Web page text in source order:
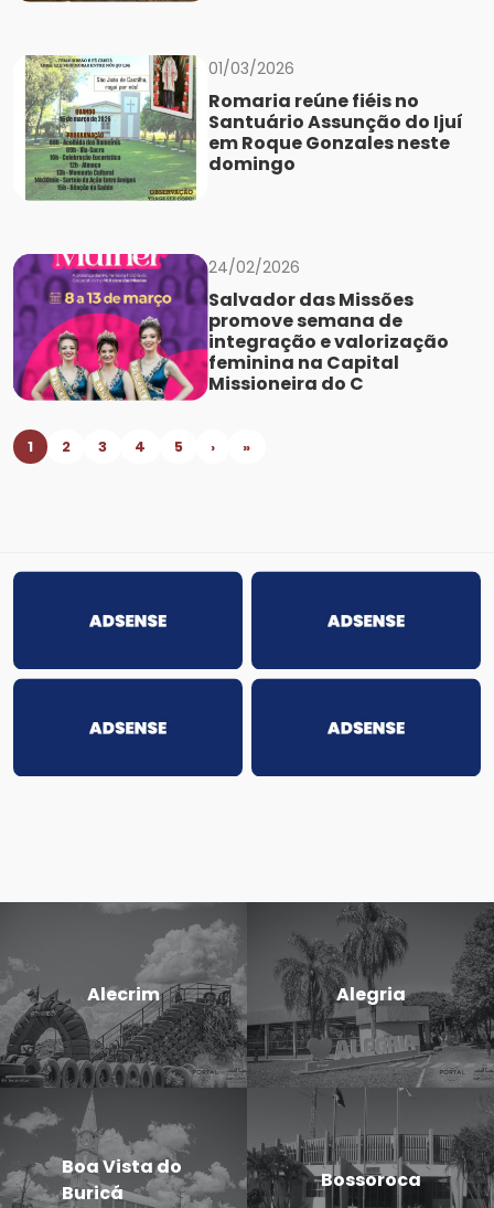
01/03/2026
Romaria reúne fiéis no
Santuário Assunção do Ijuí
em Roque Gonzales neste
domingo
24/02/2026
Salvador das Missões
promove semana de
integração e valorização
feminina na Capital
Missioneira do C
1 2 3 4 5 › »
Alecrim Alegria
Boa Vista do
Buricá
Bossoroca